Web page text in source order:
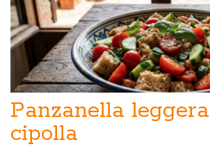
Panzanella
cipolla